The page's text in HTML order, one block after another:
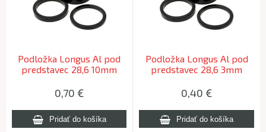
Podložka Longus Al pod
predstavec 28,6 10mm
0,70 €
Podložka Longus Al pod
predstavec 28,6 3mm
0,40 €